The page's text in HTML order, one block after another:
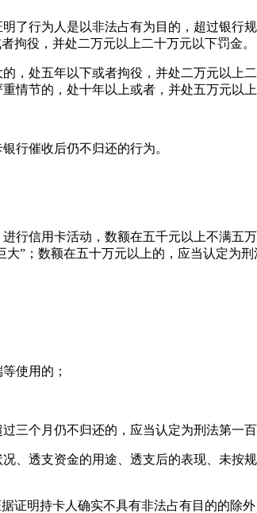
了行为人是以非法占有为目的，超过银行
拘役，并处二万元以上二十万元以下罚金。
，处五年以下或者拘役，并处二万元以上
情节的，处十年以上或者，并处五万元以
行催收后仍不归还的行为。
行信用卡活动，数额在五千元以上不满五
”；数额在五十万元以上的，应当认定为刑
使用的；
个月仍不归还的，应当认定为刑法第一百
、透支资金的用途、透支后的表现、未按
证明持卡人确实不具有非法占有目的的除外